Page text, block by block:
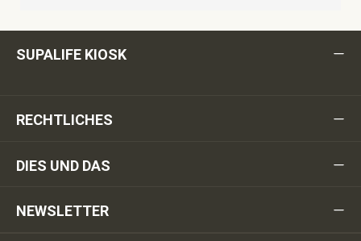
SUPALIFE KIOSK
RECHTLICHES
DIES UND DAS
NEWSLETTER